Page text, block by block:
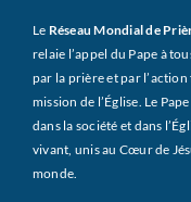
Le Réseau Mondial de
relaie l’appel du Pape à
par la prière et par l’action
mission de l’Église. Le
dans la société et dans
vivant, unis au Cœur de
monde.